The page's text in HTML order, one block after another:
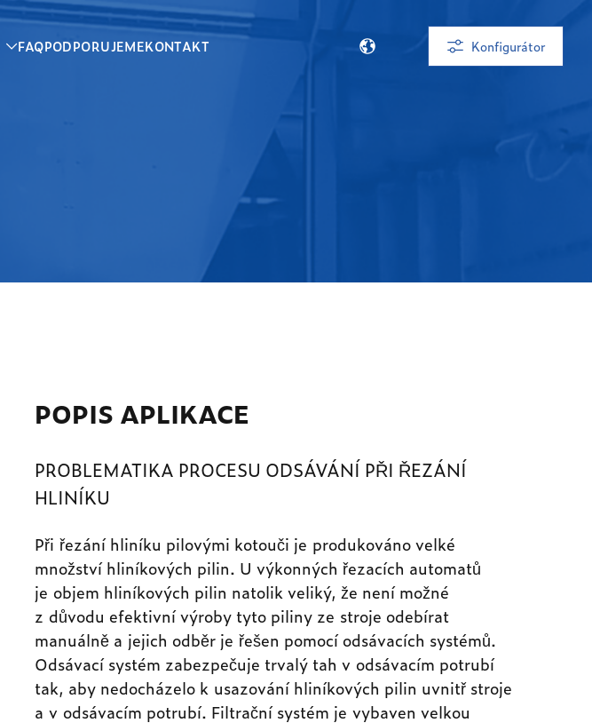
FAQPODPORUJEMEKONTAKT Konfigurátor
POPIS APLIKACE
PROBLEMATIKA PROCESU ODSÁVÁNÍ PŘI ŘEZÁNÍ
HLINÍKU
Při řezání hliníku pilovými kotouči je produkováno velké
množství hliníkových pilin. U výkonných řezacích automatů
je objem hliníkových pilin natolik veliký, že není možné
z důvodu efektivní výroby tyto piliny ze stroje odebírat
manuálně a jejich odběr je řešen pomocí odsávacích systémů.
Odsávací systém zabezpečuje trvalý tah v odsávacím potrubí
tak, aby nedocházelo k usazování hliníkových pilin uvnitř stroje
a v odsávacím potrubí. Filtrační systém je vybaven velkou